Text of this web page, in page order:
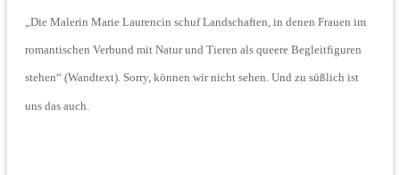
„Die Malerin Marie Laurencin schuf Landschaften, in denen Frauen im
romantischen Verbund mit Natur und Tieren als queere Begleitfiguren
stehen“ (Wandtext). Sorry, können wir nicht sehen. Und zu süßlich ist
uns das auch.